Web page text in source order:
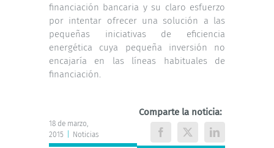
financiación bancaria y su claro esfuerzo
por intentar ofrecer una solución a las
pequeñas iniciativas de eficiencia
energética cuya pequeña inversión no
encajaría en las líneas habituales de
financiación.
18 de marzo,
2015
Noticias
Comparte la noticia:
Facebook
X LinkedIn